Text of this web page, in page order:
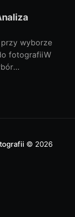
wyborze
fotografiiW
na to, czy
© 2026